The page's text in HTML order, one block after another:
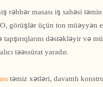
rəhbər masası iş sahəsi
görüşlər üçün ton müəyyən
dəstəkləyir və
təəssürat yaradır.
təmiz xətləri, davamlı